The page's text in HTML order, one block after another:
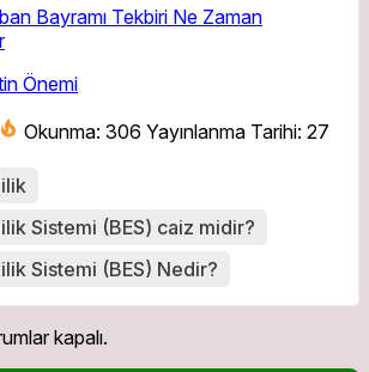
Önemi
Okunma: 306 Yayınlanma Tarihi: 27
Sistemi (BES) caiz midir?
Sistemi (BES) Nedir?
kapalı.